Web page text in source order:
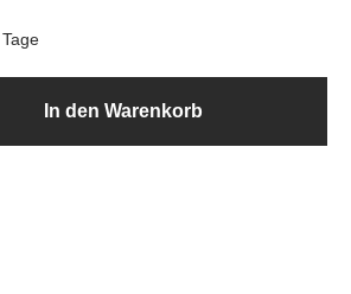
Anzahl: Gib den
In den Warenkorb